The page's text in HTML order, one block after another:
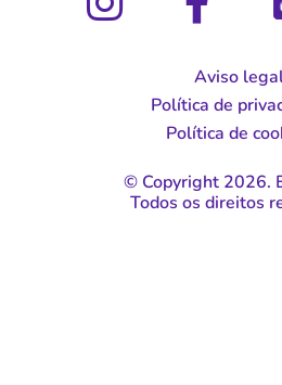
Aviso
Política de
Política de
© Copyright 2026.
Todos os direitos